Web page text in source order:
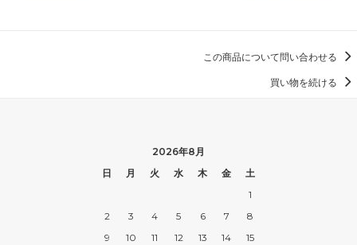
この商品について問い合わせる
買い物を続ける
2026年8月
日
月 火 水 木 金
土
1
2
3 4 5 6 7
8
9
10 11 12 13 14
15